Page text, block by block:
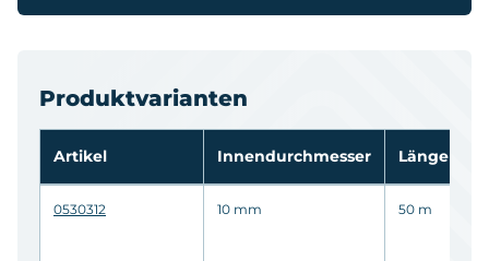
Produktvarianten
Artikel Innendurchmesser Länge
0530312 10 mm 50 m